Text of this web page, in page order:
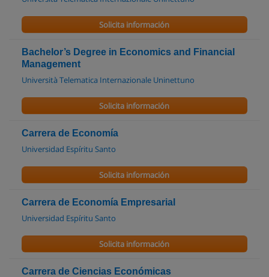
Solicita información
Bachelor’s Degree in Economics and Financial
Management
Università Telematica Internazionale Uninettuno
Solicita información
Carrera de Economía
Universidad Espíritu Santo
Solicita información
Carrera de Economía Empresarial
Universidad Espíritu Santo
Solicita información
Carrera de Ciencias Económicas